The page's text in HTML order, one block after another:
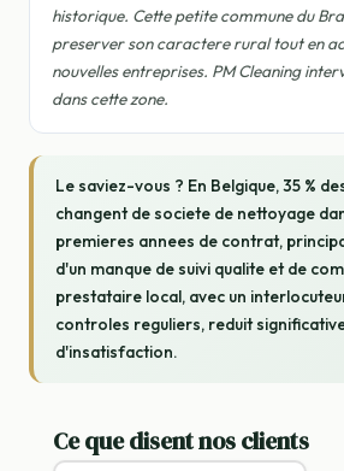
historique. Cette petite commune du
preserver son caractere rural tout en
nouvelles entreprises. PM Cleaning
dans cette zone.
Le saviez-vous ? En Belgique, 35 %
changent de societe de nettoyage
premieres annees de contrat,
d'un manque de suivi qualite et de
prestataire local, avec un
controles reguliers, reduit
d'insatisfaction.
Ce que disent nos clients